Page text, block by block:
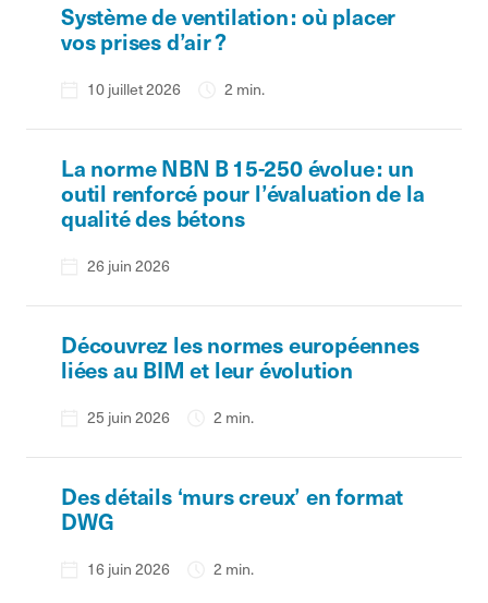
Système de ventilation : où placer
vos prises d’air ?
10 juillet 2026 2 min.
La norme NBN B 15-250 évolue : un
outil renforcé pour l’évaluation de la
qualité des bétons
26 juin 2026
Découvrez les normes européennes
liées au BIM et leur évolution
25 juin 2026 2 min.
Des détails ‘murs creux’ en format
DWG
16 juin 2026 2 min.